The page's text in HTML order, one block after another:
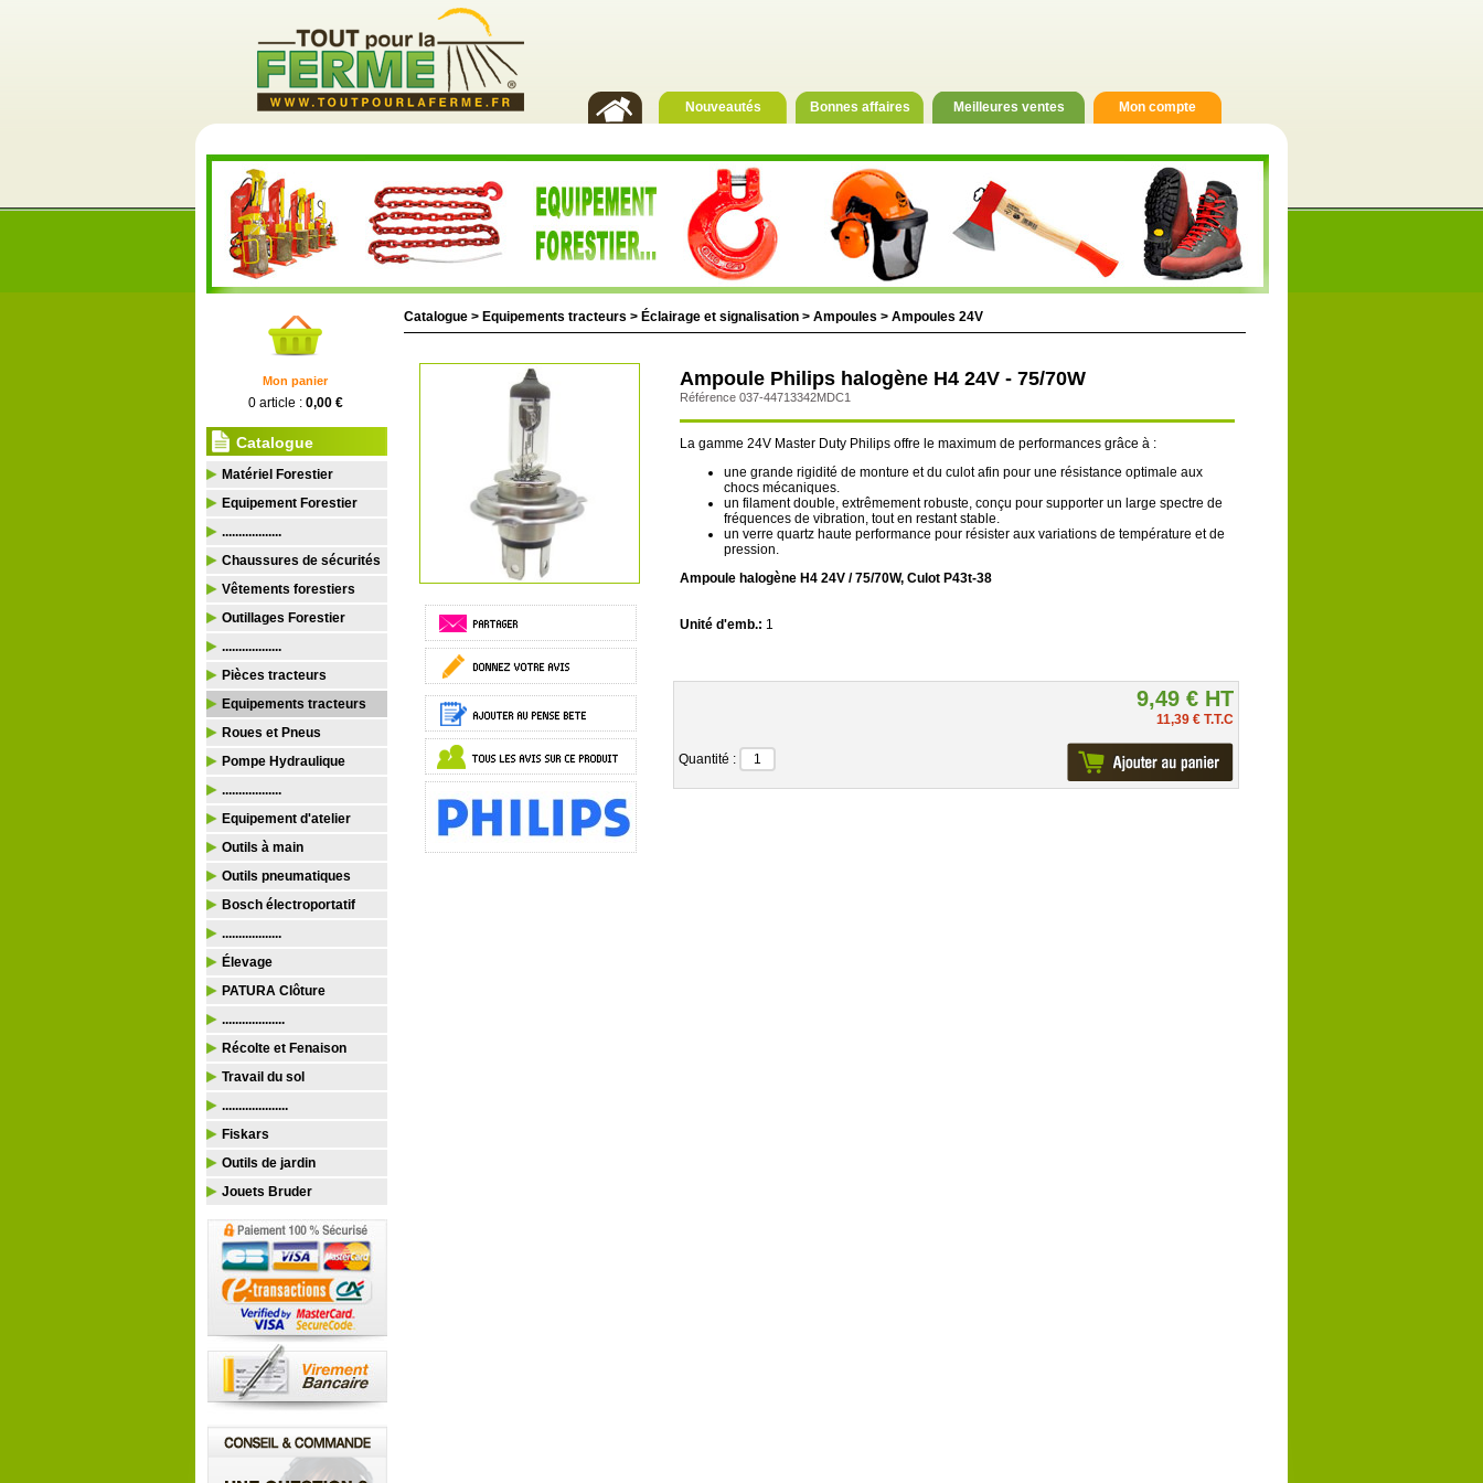
Nouveautés Bonnes affaires Meilleures ventes Mon compte
Mon panier
0 article : 0,00 €
Catalogue
Matériel Forestier
Equipement Forestier
..................
Chaussures de sécurités
Vêtements forestiers
Outillages Forestier
..................
Pièces tracteurs
Equipements tracteurs
Roues et Pneus
Pompe Hydraulique
..................
Equipement d'atelier
Outils à main
Outils pneumatiques
Bosch électroportatif
..................
Élevage
PATURA Clôture
...................
Récolte et Fenaison
Travail du sol
....................
Fiskars
Outils de jardin
Jouets Bruder
Catalogue > Equipements tracteurs > Éclairage et signalisation > Ampoules > Ampoules 24V
Ampoule Philips halogène H4 24V - 75/70W
Référence 037-44713342MDC1
La gamme 24V Master Duty Philips offre le maximum de performances grâce à :
une grande rigidité de monture et du culot afin pour une résistance optimale aux
chocs mécaniques.
un filament double, extrêmement robuste, conçu pour supporter un large spectre de
fréquences de vibration, tout en restant stable.
un verre quartz haute performance pour résister aux variations de température et de
pression.
Ampoule halogène H4 24V / 75/70W, Culot P43t-38
Unité d'emb.: 1
9,49 € HT
11,39 € T.T.C
Quantité :